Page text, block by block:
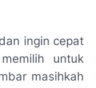
ingin cepat
untuk
masihkah